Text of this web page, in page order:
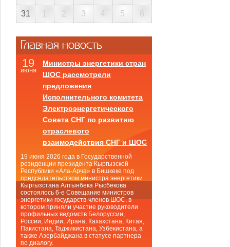
31 1 2 3 4 5 6
Главная новость
19
июня
Министры энергетики стран
ШОС рассмотрели
предложения
Исполнительного комитета
Электроэнергетического
Совета СНГ по развитию
отраслевого
взаимодействия СНГ и ШОС
19 июня 2026 года в Государственной
резиденции президента Кыргызской
Республики «Ала-Арча» в Бишкеке под
председательством министра энергетики
Кыргызстана Алтынбека Рысбекова
состоялось 6-е Совещание министров
энергетики государств-членов ШОС, в
котором приняли участие руководители
профильных ведомств Белоруссии,
России, Индии, Ирана, Кахахстана, Китая,
Пакистана, Таджикистана, Узбекистана, а
также Азербайджана в статусе партнера
по диалогу.